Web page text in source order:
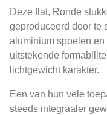
Deze flat, Ronde
geproduceerd door te
aluminium spoelen
uitstekende
lichtgewicht karakter.
Een van hun vele
steeds integraaler